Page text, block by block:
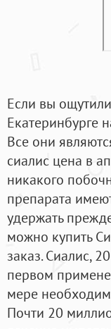
Если вы
Екатеринбурге
Все они
сиалис цена в
никакого
препарата
удержать
можно купить
заказ. Сиалис,
первом
мере
Почти 20